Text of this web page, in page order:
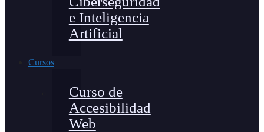
e Inteligencia
Artificial
Cursos
Curso de
Accesibilidad
Web